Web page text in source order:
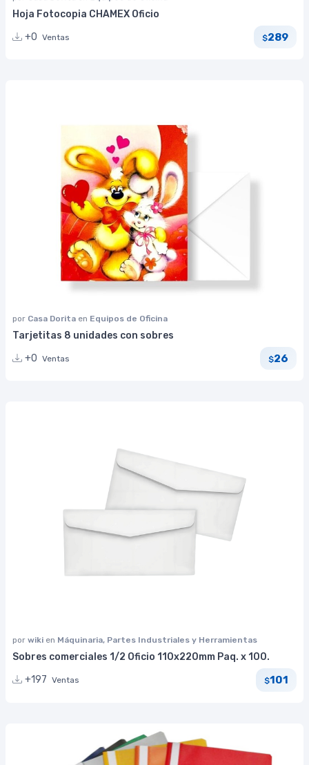
Hoja Fotocopia CHAMEX Oficio
+0 Ventas $289
por Casa Dorita en Equipos de Oficina
Tarjetitas 8 unidades con sobres
+0 Ventas $26
por wiki en Máquinaria, Partes Industriales y Herramientas
Sobres comerciales 1/2 Oficio 110x220mm Paq. x 100.
+197 Ventas $101